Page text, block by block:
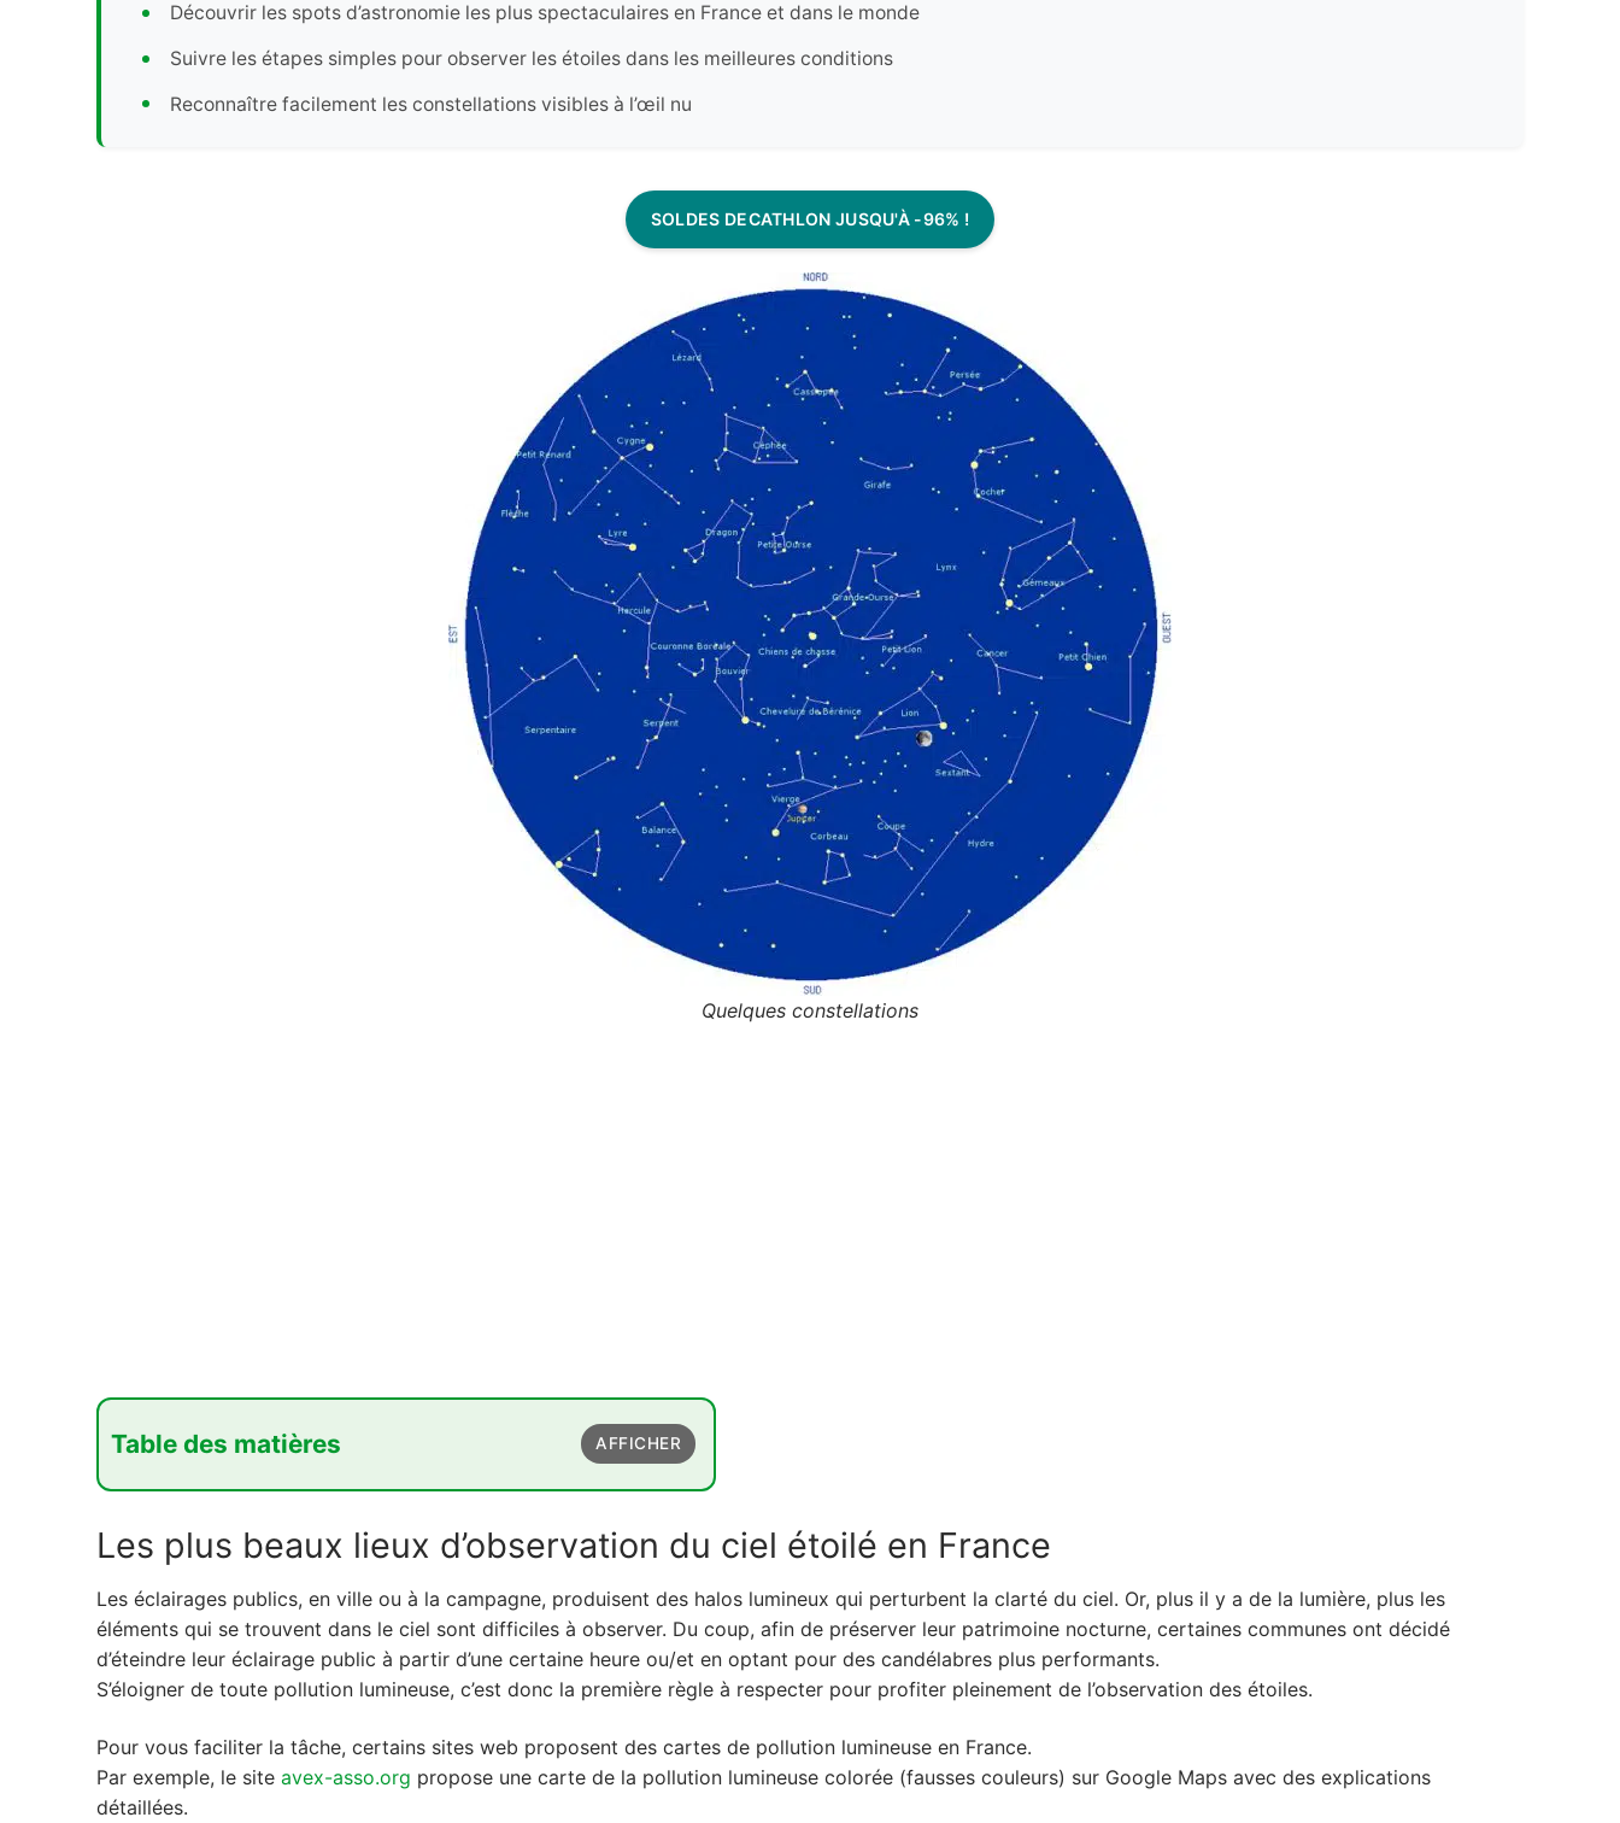
Découvrir les spots d’astronomie les plus spectaculaires en France et dans le monde
Suivre les étapes simples pour observer les étoiles dans les meilleures conditions
Reconnaître facilement les constellations visibles à l’œil nu
SOLDES DECATHLON JUSQU'À -96% !
Quelques constellations
Table des matières AFFICHER
2. Les plus beaux spots d’astronomie autour du globe
3. Observer les étoiles en cinq étapes
4. Les principales constellations
Les plus beaux lieux d’observation du ciel étoilé en France
Les éclairages publics, en ville ou à la campagne, produisent des halos lumineux qui perturbent la clarté du ciel. Or, plus il y a de la lumière, plus les
éléments qui se trouvent dans le ciel sont difficiles à observer. Du coup, afin de préserver leur patrimoine nocturne, certaines communes ont décidé
d’éteindre leur éclairage public à partir d’une certaine heure ou/et en optant pour des candélabres plus performants.
S’éloigner de toute pollution lumineuse, c’est donc la première règle à respecter pour profiter pleinement de l’observation des étoiles.
Pour vous faciliter la tâche, certains sites web proposent des cartes de pollution lumineuse en France.
Par exemple, le site avex-asso.org propose une carte de la pollution lumineuse colorée (fausses couleurs) sur Google Maps avec des explications
détaillées.